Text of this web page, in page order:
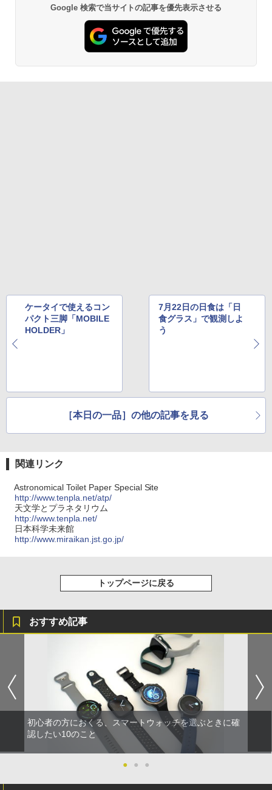
Google 検索で当サイトの記事を優先表示させる
ケータイで使えるコン
パクト三脚「MOBILE
HOLDER」
7月22日の日食は「日
食グラス」で観測しよ
う
［本日の一品］の他の記事を見る
関連リンク
Astronomical Toilet Paper Special Site
http://www.tenpla.net/atp/
天文学とプラネタリウム
http://www.tenpla.net/
日本科学未来館
http://www.miraikan.jst.go.jp/
トップページに戻る
おすすめ記事
初心者の方におくる、スマートウォッチを選ぶときに確
認したい10のこと
● ● ●